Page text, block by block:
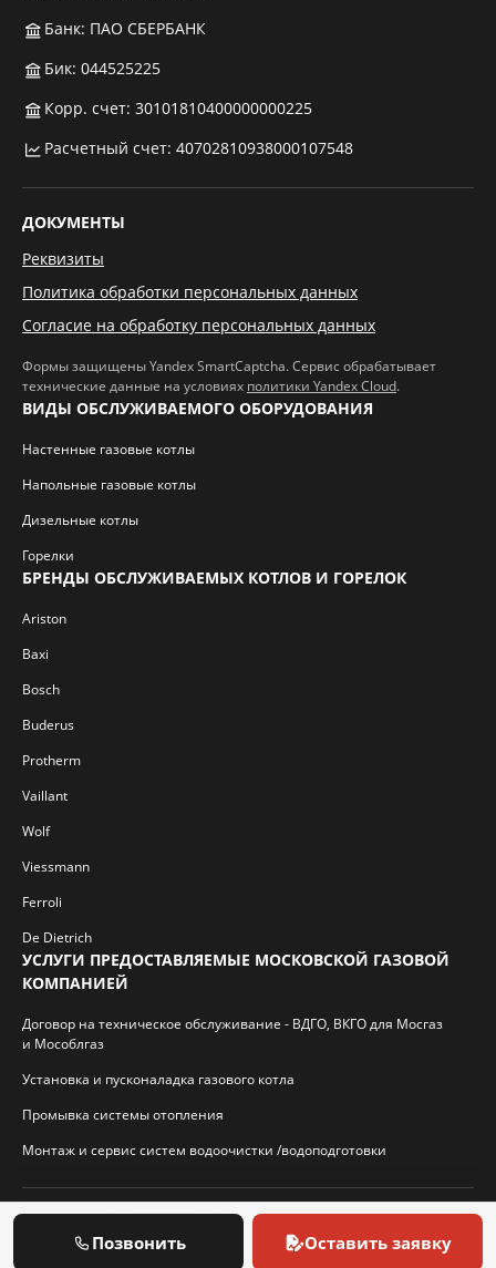
Банк: ПАО СБЕРБАНК
Бик: 044525225
Корр. счет: 30101810400000000225
Расчетный счет: 40702810938000107548
ДОКУМЕНТЫ
Реквизиты
Политика обработки персональных данных
Согласие на обработку персональных данных
Формы защищены Yandex SmartCaptcha. Сервис обрабатывает
технические данные на условиях политики Yandex Cloud.
ВИДЫ ОБСЛУЖИВАЕМОГО ОБОРУДОВАНИЯ
Настенные газовые котлы
Напольные газовые котлы
Дизельные котлы
Горелки
БРЕНДЫ ОБСЛУЖИВАЕМЫХ КОТЛОВ И ГОРЕЛОК
Ariston
Baxi
Bosch
Buderus
Protherm
Vaillant
Wolf
Viessmann
Ferroli
De Dietrich
УСЛУГИ ПРЕДОСТАВЛЯЕМЫЕ МОСКОВСКОЙ ГАЗОВОЙ
КОМПАНИЕЙ
Договор на техническое обслуживание - ВДГО, ВКГО для Мосгаз
и Мособлгаз
Установка и пусконаладка газового котла
Промывка системы отопления
Монтаж и сервис систем водоочистки /водоподготовки
© 2026 И.П. Кротиков С.А. Virtbridge.ru
Позвонить Оставить заявку